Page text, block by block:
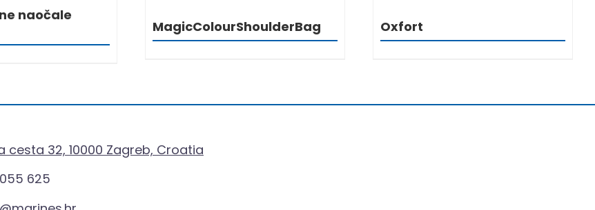
naočale
MagicColourShoulderBag Oxfort
cesta 32, 10000 Zagreb, Croatia
625